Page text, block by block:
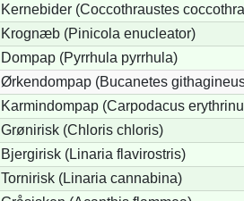
Kernebider (Coccothraustes
Krognæb (Pinicola enucleator)
Dompap (Pyrrhula pyrrhula)
Ørkendompap (Bucanetes
Karmindompap (Carpodacus
Grønirisk (Chloris chloris)
Bjergirisk (Linaria flavirostris)
Tornirisk (Linaria cannabina)